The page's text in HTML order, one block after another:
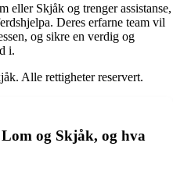
eller Skjåk og trenger assistanse,
Deres erfarne team vil
og sikre en verdig og
i.
Alle rettigheter reservert.
og Skjåk, og hva